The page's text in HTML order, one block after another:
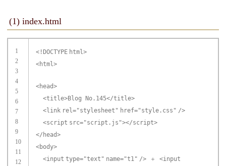
(1) index.html
1
2
3
4
5
6
7
8
9
10
11
12
<!DOCTYPE html>
<html >
<head>
<title>Blog No.145</title>
<link rel ="stylesheet" href="style.css" />
<script src="script.js"></script>
</ head>
<body>
<input type="text" name="t1" /> ＋ <input